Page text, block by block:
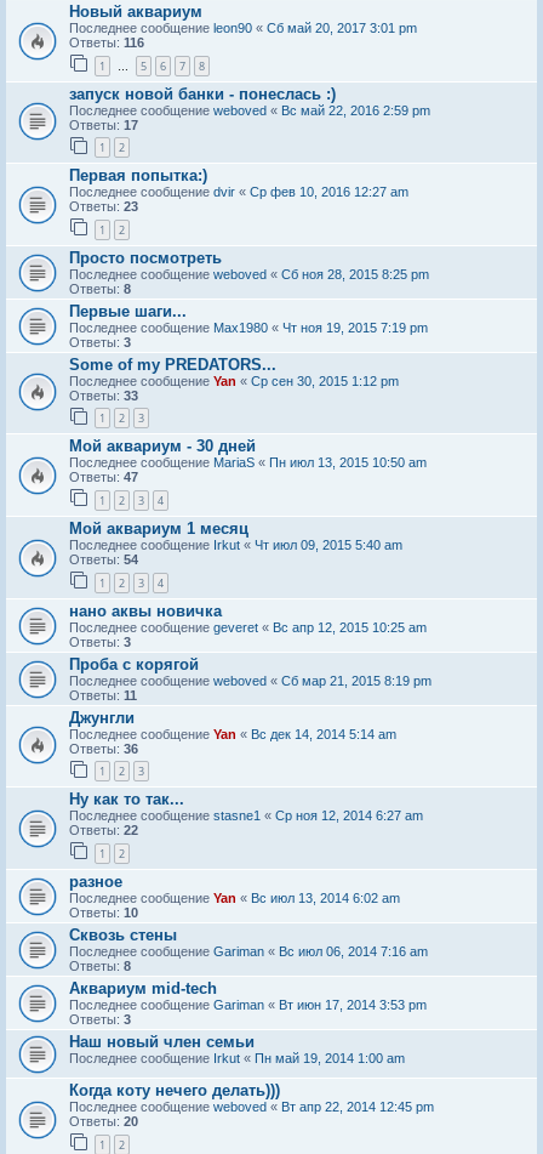
Новый аквариум
Последнее сообщение leon90 « Сб май 20, 2017 3:01 pm
Ответы: 116
1 … 5 6 7 8
запуск новой банки - понеслась :)
Последнее сообщение weboved « Вс май 22, 2016 2:59 pm
Ответы: 17
1 2
Первая попытка:)
Последнее сообщение dvir « Ср фев 10, 2016 12:27 am
Ответы: 23
1 2
Просто посмотреть
Последнее сообщение weboved « Сб ноя 28, 2015 8:25 pm
Ответы: 8
Первые шаги...
Последнее сообщение Max1980 « Чт ноя 19, 2015 7:19 pm
Ответы: 3
Some of my PREDATORS...
Последнее сообщение Yan « Ср сен 30, 2015 1:12 pm
Ответы: 33
1 2 3
Мой аквариум - 30 дней
Последнее сообщение MariaS « Пн июл 13, 2015 10:50 am
Ответы: 47
1 2 3 4
Мой аквариум 1 месяц
Последнее сообщение Irkut « Чт июл 09, 2015 5:40 am
Ответы: 54
1 2 3 4
нано аквы новичка
Последнее сообщение geveret « Вс апр 12, 2015 10:25 am
Ответы: 3
Проба с корягой
Последнее сообщение weboved « Сб мар 21, 2015 8:19 pm
Ответы: 11
Джунгли
Последнее сообщение Yan « Вс дек 14, 2014 5:14 am
Ответы: 36
1 2 3
Ну как то так...
Последнее сообщение stasne1 « Ср ноя 12, 2014 6:27 am
Ответы: 22
1 2
разное
Последнее сообщение Yan « Вс июл 13, 2014 6:02 am
Ответы: 10
Сквозь стены
Последнее сообщение Gariman « Вс июл 06, 2014 7:16 am
Ответы: 8
Аквариум mid-tech
Последнее сообщение Gariman « Вт июн 17, 2014 3:53 pm
Ответы: 3
Наш новый член семьи
Последнее сообщение Irkut « Пн май 19, 2014 1:00 am
Когда коту нечего делать)))
Последнее сообщение weboved « Вт апр 22, 2014 12:45 pm
Ответы: 20
1 2